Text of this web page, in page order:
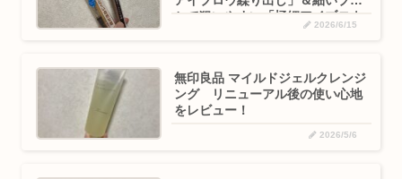
シで狙いやすい「極細アイブロウ
2026/6/15
無印良品 マイルドジェルクレンジ
ング リニューアル後の使い心地
をレビュー！
2026/5/6